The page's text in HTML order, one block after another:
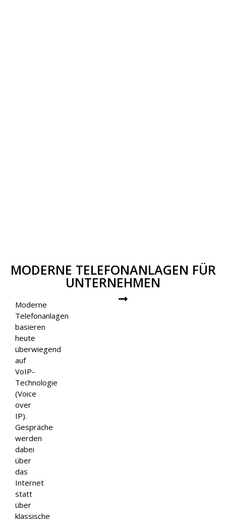
MODERNE TELEFONANLAGEN FÜR
UNTERNEHMEN
Moderne
Telefonanlagen
basieren
heute
überwiegend
auf
VoIP-
Technologie
(Voice
over
IP).
Gespräche
werden
dabei
über
das
Internet
statt
über
klassische